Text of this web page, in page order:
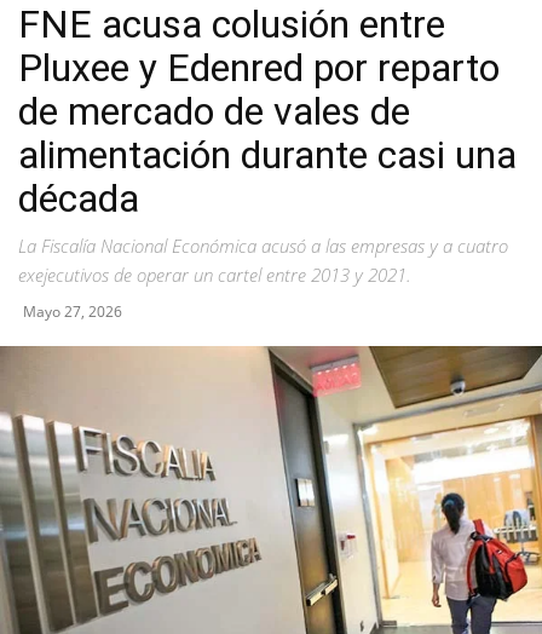
FNE acusa colusión entre
Pluxee y Edenred por reparto
de mercado de vales de
alimentación durante casi una
década
La Fiscalía Nacional Económica acusó a las empresas y a cuatro
exejecutivos de operar un cartel entre 2013 y 2021.
Mayo 27, 2026